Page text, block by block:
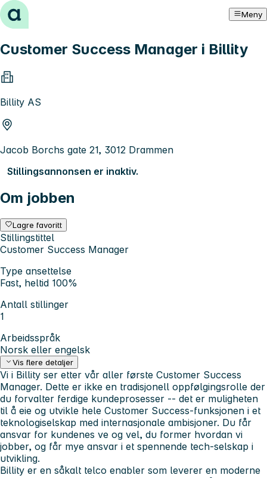
Hopp til innhold Meny
Customer Success Manager i Billity
Billity AS
Jacob Borchs gate 21, 3012 Drammen
Stillingsannonsen er inaktiv.
Om jobben
Lagre favoritt
Stillingstittel
Customer Success Manager
Type ansettelse
Fast, heltid 100%
Antall stillinger
1
Arbeidsspråk
Norsk eller engelsk
Vis flere detaljer
Vi i Billity ser etter vår aller første Customer Success
Manager. Dette er ikke en tradisjonell oppfølgingsrolle der
du forvalter ferdige kundeprosesser -- det er muligheten
til å eie og utvikle hele Customer Success-funksjonen i et
teknologiselskap med internasjonale ambisjoner. Du får
ansvar for kundenes ve og vel, du former hvordan vi
jobber, og får mye ansvar i et spennende tech-selskap i
utvikling.
Billity er en såkalt telco enabler som leverer en moderne